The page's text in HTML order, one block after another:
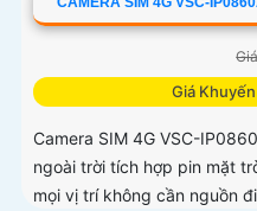
Giá
Camera SIM 4G VSC-
ngoài trời tích hợp pin mặt
mọi vị trí không cần nguồn